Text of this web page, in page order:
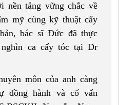
nền tảng vững chắc về
mỹ cùng kỹ thuật cấy
bác sĩ Đức đã thực
nghìn ca cấy tóc tại Dr
môn của anh càng
đồng hành và cố vấn